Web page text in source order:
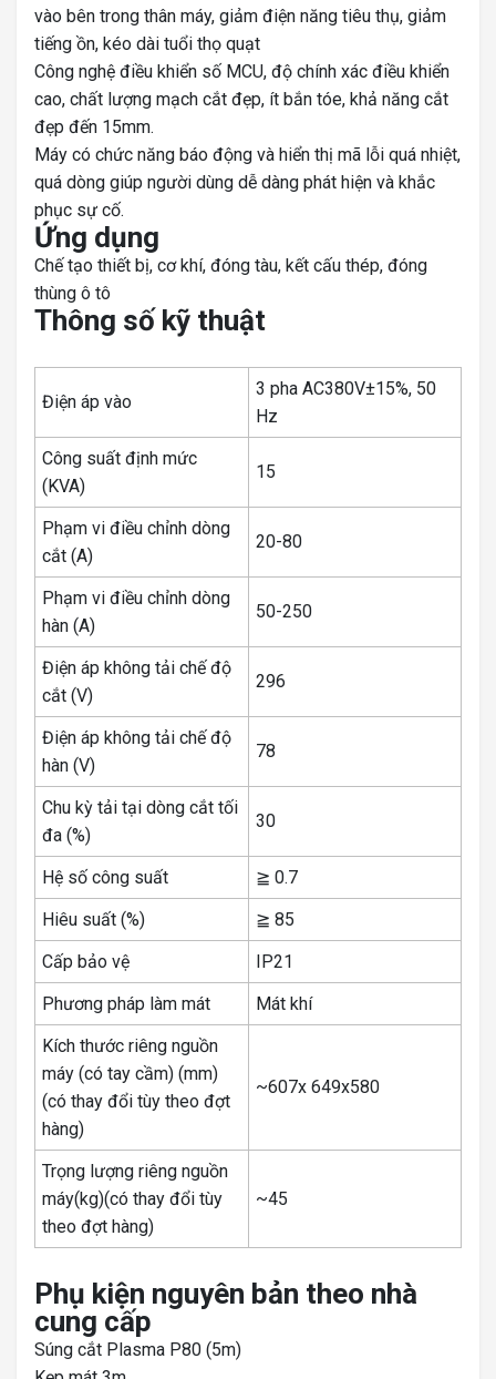
vào bên trong thân máy, giảm điện năng tiêu thụ, giảm
tiếng ồn, kéo dài tuổi thọ quạt
Công nghệ điều khiển số MCU, độ chính xác điều khiển
cao, chất lượng mạch cắt đẹp, ít bắn tóe, khả năng cắt
đẹp đến 15mm.
Máy có chức năng báo động và hiển thị mã lỗi quá nhiệt,
quá dòng giúp người dùng dễ dàng phát hiện và khắc
phục sự cố.
Ứng dụng
Chế tạo thiết bị, cơ khí, đóng tàu, kết cấu thép, đóng
thùng ô tô
Thông số kỹ thuật
Điện áp vào
3 pha AC380V±15%, 50
Hz
Công suất định mức
(KVA)
15
Phạm vi điều chỉnh dòng
cắt (A)
20-80
Phạm vi điều chỉnh dòng
hàn (A)
50-250
Điện áp không tải chế độ
cắt (V)
296
Điện áp không tải chế độ
hàn (V)
78
Chu kỳ tải tại dòng cắt tối
đa (%)
30
Hệ số công suất
≧ 0.7
Hiêu suất (%)
≧ 85
Cấp bảo vệ
IP21
Phương pháp làm mát
Mát khí
Kích thước riêng nguồn
máy (có tay cầm) (mm)
(có thay đổi tùy theo đợt
hàng)
~607x 649x580
Trọng lượng riêng nguồn
máy(kg)(có thay đổi tùy
theo đợt hàng)
~45
Phụ kiện nguyên bản theo nhà
cung cấp
Súng cắt Plasma P80 (5m)